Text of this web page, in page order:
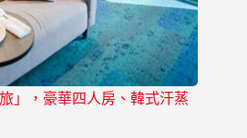
」，豪華四人房、韓式汗蒸